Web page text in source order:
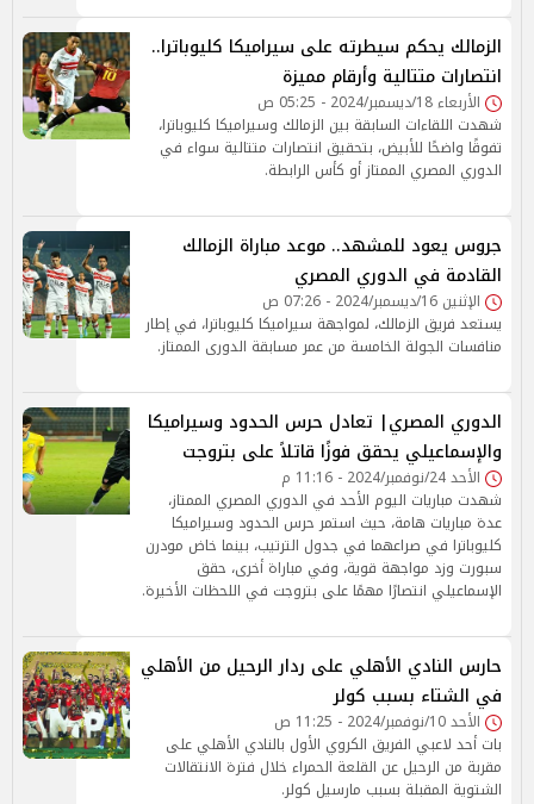
الزمالك يحكم سيطرته على سيراميكا كليوباترا..
انتصارات متتالية وأرقام مميزة
الأربعاء 18/ديسمبر/2024 - 05:25 ص
شهدت اللقاءات السابقة بين الزمالك وسيراميكا كليوباترا،
تفوقًا واضحًا للأبيض، بتحقيق انتصارات متتالية سواء في
الدوري المصري الممتاز أو كأس الرابطة.
جروس يعود للمشهد.. موعد مباراة الزمالك
القادمة في الدوري المصري
الإثنين 16/ديسمبر/2024 - 07:26 ص
يستعد فريق الزمالك، لمواجهة سيراميكا كليوباترا، في إطار
منافسات الجولة الخامسة من عمر مسابقة الدورى الممتاز.
الدوري المصري| تعادل حرس الحدود وسيراميكا
والإسماعيلي يحقق فوزًا قاتلاً على بتروجت
الأحد 24/نوفمبر/2024 - 11:16 م
شهدت مباريات اليوم الأحد في الدوري المصري الممتاز،
عدة مباريات هامة، حيث استمر حرس الحدود وسيراميكا
كليوباترا في صراعهما في جدول الترتيب، بينما خاض مودرن
سبورت وزد مواجهة قوية، وفي مباراة أخرى، حقق
الإسماعيلي انتصارًا مهمًا على بتروجت في اللحظات الأخيرة.
حارس النادي الأهلي على ردار الرحيل من الأهلي
في الشتاء بسبب كولر
الأحد 10/نوفمبر/2024 - 11:25 ص
بات أحد لاعبي الفريق الكروي الأول بالنادي الأهلي على
مقربة من الرحيل عن القلعة الحمراء خلال فترة الانتقالات
الشتوية المقبلة بسبب مارسيل كولر.